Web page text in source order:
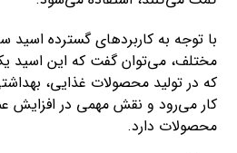
با توجه به کاربردهای گسترده اسید
مختلف، می‌توان گفت که این اسید
که در تولید محصولات غذایی،
کار می‌رود و نقش مهمی در افزایش
محصولات دارد.